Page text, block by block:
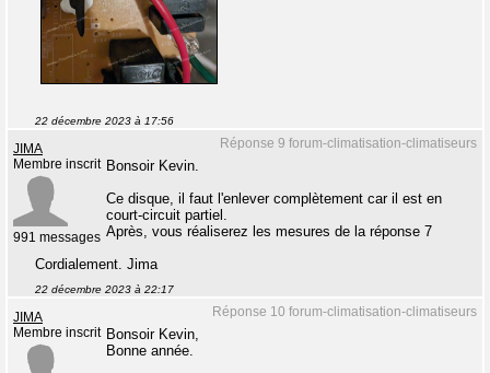
22 décembre 2023 à 17:56
Réponse 9 forum-climatisation-climatiseurs
JIMA
Membre inscrit
991 messages
Bonsoir Kevin.
Ce disque, il faut l'enlever complètement car il est en
court-circuit partiel.
Après, vous réaliserez les mesures de la réponse 7
Cordialement. Jima
22 décembre 2023 à 22:17
Réponse 10 forum-climatisation-climatiseurs
JIMA
Membre inscrit Bonsoir Kevin,
Bonne année.